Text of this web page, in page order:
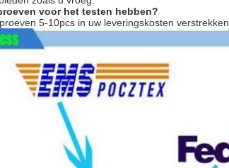
voor het testen hebben?
5-10pcs in uw leveringskosten verstrekken.